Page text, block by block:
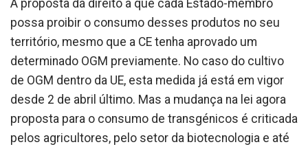
A proposta dá direito a que cada Estado-membro
possa proibir o consumo desses produtos no seu
território, mesmo que a CE tenha aprovado um
determinado OGM previamente. No caso do cultivo
de OGM dentro da UE, esta medida já está em vigor
desde 2 de abril último. Mas a mudança na lei agora
proposta para o consumo de transgénicos é criticada
pelos agricultores, pelo setor da biotecnologia e até